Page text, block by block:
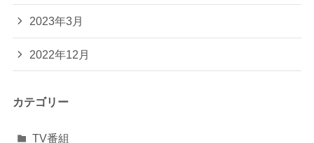
2023年3月
2022年12月
カテゴリー
TV番組